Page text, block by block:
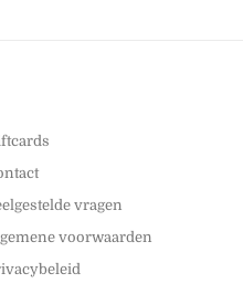
vragen
voorwaarden